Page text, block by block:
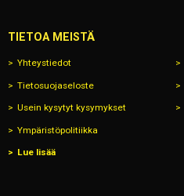
TIETOA MEISTÄ
Yhteystiedot
Tietosuojaseloste
Usein kysytyt kysymykset
Ympäristöpolitiikka
Lue lisää